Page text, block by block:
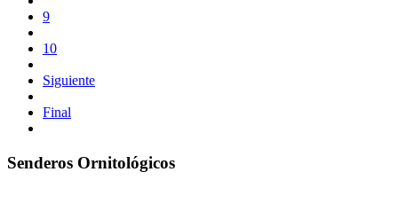
9
10
Siguiente
Final
Senderos Ornitológicos